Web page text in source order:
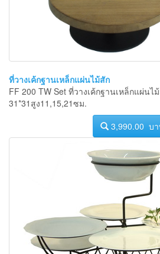
ที่วางเค้กฐานเหล็กแผ่นไม้สัก
FF 200 TW Set ที่วางเค้กฐานเหล็กแผ่นไ
31*31สูง11,15,21ซม.
3,990.00 บ